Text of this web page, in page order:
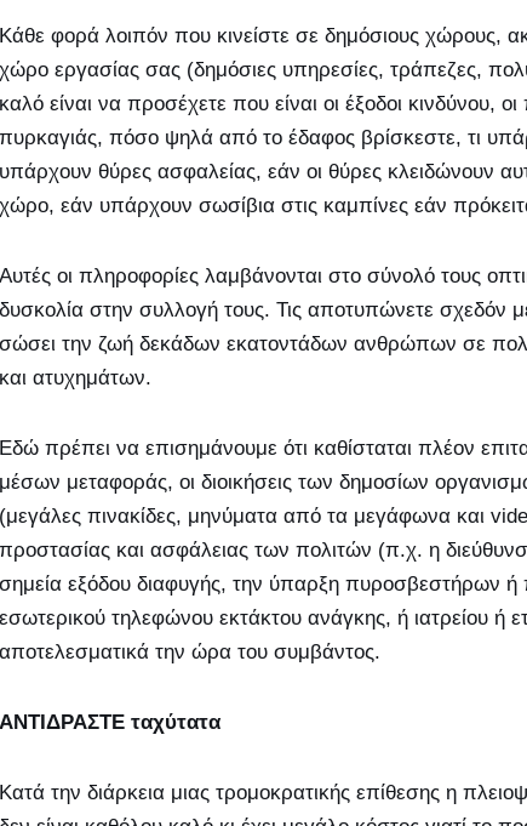
Κάθε φορά λοιπόν που κινείστε σε δημόσιους χώρους,
χώρο εργασίας σας (δημόσιες υπηρεσίες, τράπεζες,
καλό είναι να προσέχετε που είναι οι έξοδοι κινδύνου,
πυρκαγιάς, πόσο ψηλά από το έδαφος βρίσκεστε, τι
υπάρχουν θύρες ασφαλείας, εάν οι θύρες κλειδώνουν
χώρο, εάν υπάρχουν σωσίβια στις καμπίνες εάν
Αυτές οι πληροφορίες λαμβάνονται στο σύνολό τους
δυσκολία στην συλλογή τους. Τις αποτυπώνετε σχεδόν
σώσει την ζωή δεκάδων εκατοντάδων ανθρώπων σε
και ατυχημάτων.
Εδώ πρέπει να επισημάνουμε ότι καθίσταται πλέον
μέσων μεταφοράς, οι διοικήσεις των δημοσίων
(μεγάλες πινακίδες, μηνύματα από τα μεγάφωνα και
προστασίας και ασφάλειας των πολιτών (π.χ. η
σημεία εξόδου διαφυγής, την ύπαρξη πυροσβεστήρων ή
εσωτερικού τηλεφώνου εκτάκτου ανάγκης, ή ιατρείου ή
αποτελεσματικά την ώρα του συμβάντος.
ΑΝΤΙΔΡΑΣΤΕ ταχύτατα
Κατά την διάρκεια μιας τρομοκρατικής επίθεσης η